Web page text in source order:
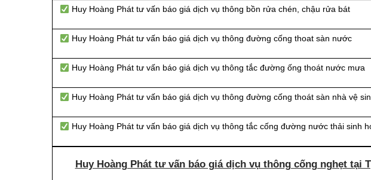
Huy Hoàng Phát tư vấn báo giá dịch vụ thông bồn rửa chén, chậu rửa bát
Huy Hoàng Phát tư vấn báo giá dịch vụ thông đường cống thoat sàn nước
Huy Hoàng Phát tư vấn báo giá dịch vụ thông tắc đường ống thoát nước mưa
Huy Hoàng Phát tư vấn báo giá dịch vụ thông đường cống thoát sàn nhà vệ
Huy Hoàng Phát tư vấn báo giá dịch vụ thông tắc cống đường nước thải sinh
Huy Hoàng Phát tư vấn báo giá dịch vụ thông cống nghẹt tại